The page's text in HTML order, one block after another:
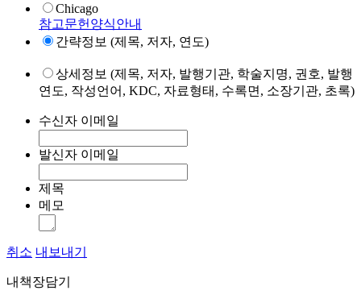
Chicago
참고문헌양식안내
간략정보 (제목, 저자, 연도)
상세정보 (제목, 저자, 발행기관, 학술지명, 권호, 발행
연도, 작성언어, KDC, 자료형태, 수록면, 소장기관, 초록)
수신자 이메일
발신자 이메일
제목
메모
취소 내보내기
내책장담기